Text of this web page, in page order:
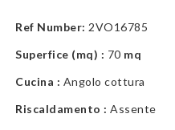
Ref Number: 2VO16785
Superfice (mq) : 70 mq
Cucina : Angolo cottura
Riscaldamento : Assente